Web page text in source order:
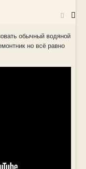
обычный водяной
но всё равно